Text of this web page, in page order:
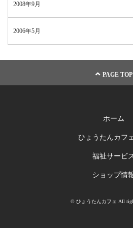
2008年9月
2006年5月
PAGE TOP
ホーム
ひょうたんカフ
福祉サービ
ショップ情
© ひょうたんカフェ All